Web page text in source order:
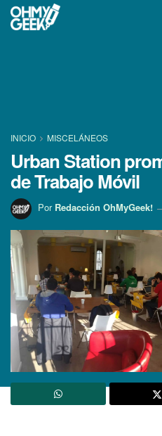
INICIO MISCELÁNEOS
Urban Station
de Trabajo Móvil
Por Redacción OhMyGeek!